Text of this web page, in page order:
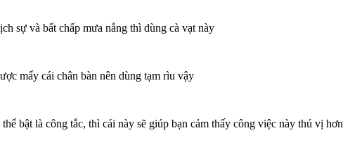
sự và bất chấp mưa nắng thì dùng cà vạt này
mấy cái chân bàn nên dùng tạm rìu vậy
bật là công tắc, thì cái này sẽ giúp bạn cảm thấy công việc này thú vị hơn